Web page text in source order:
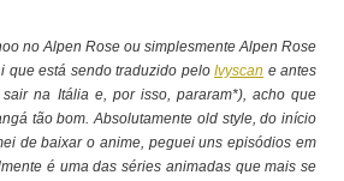
no Alpen Rose ou simplesmente Alpen Rose
que está sendo traduzido pelo Ivyscan e antes
na Itália e, por isso, pararam*), acho que
tão bom. Absolutamente old style, do início
de baixar o anime, peguei uns episódios em
é uma das séries animadas que mais se